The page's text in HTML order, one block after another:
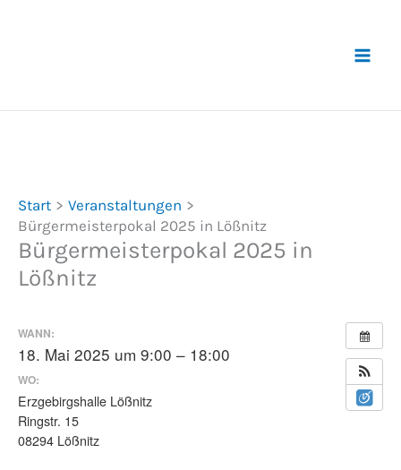
Start
Veranstaltungen
Bürgermeisterpokal 2025 in Lößnitz
Bürgermeisterpokal 2025 in
Lößnitz
WANN:
18. Mai 2025 um 9:00 – 18:00
WO:
Erzgebirgshalle Lößnitz
Ringstr. 15
08294 Lößnitz